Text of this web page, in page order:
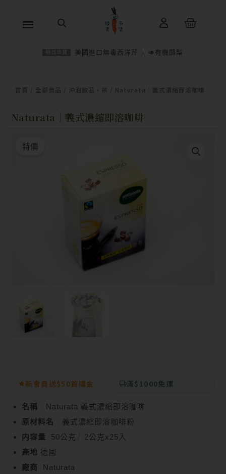
購
美國進口無毒西洋芹 🥑有機酪梨
首頁 全部商品 沖泡飲品・茶 / Naturata｜義式濃縮即溶咖啡
Naturata｜義式濃縮即溶咖啡
特價
新會員送$50首購金 滿$1000免運
名稱 Naturata 義式濃縮即溶咖啡
原材料名
義式濃縮即溶咖啡粉
内容量 50公克｜2公克x25入
產地 德國
廠商 Naturata